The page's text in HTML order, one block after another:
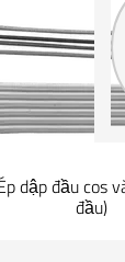
dập đầu cos
đầu)